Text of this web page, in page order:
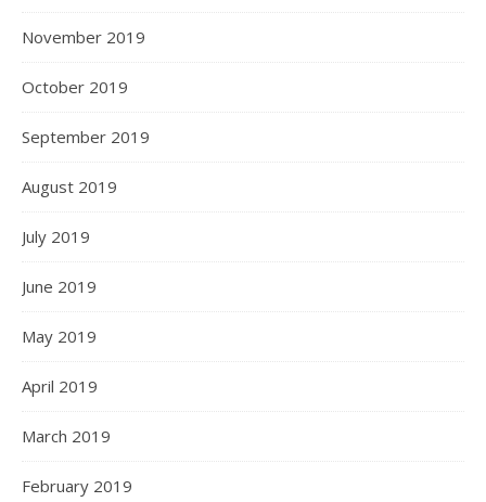
November 2019
October 2019
September 2019
August 2019
July 2019
June 2019
May 2019
April 2019
March 2019
February 2019